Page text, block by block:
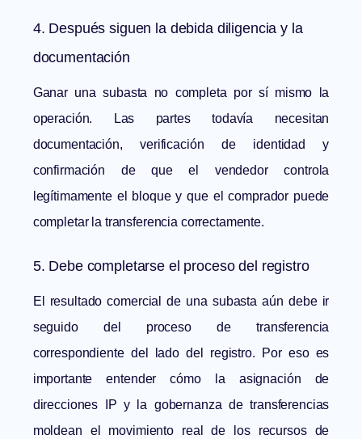
4. Después siguen la debida diligencia y la
documentación
Ganar una subasta no completa por sí mismo la
operación. Las partes todavía necesitan
documentación, verificación de identidad y
confirmación de que el vendedor controla
legítimamente el bloque y que el comprador puede
completar la transferencia correctamente.
5. Debe completarse el proceso del registro
El resultado comercial de una subasta aún debe ir
seguido del proceso de transferencia
correspondiente del lado del registro. Por eso es
importante entender cómo la asignación de
direcciones IP y la gobernanza de transferencias
moldean el movimiento real de los recursos de